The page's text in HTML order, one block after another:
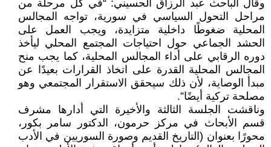
وقال الباحث عبد الرزاق الحسيني: “في كل مرحلة من
مراحل التحول السياسي في سورية، تواجه المجالس
المحلية ضغوطًا داخلية متزايدة، ويجب العمل على
الحشد الجماعي حول احتياجات المجتمع المحلي ليأخذ
دوره الرقابي على أداء المجالس المحلية، كما يجب منح
المجالس المحلية القدرة على اتخاذ القرارات بعيدًا عن
مبدأ الوصاية، لأن ذلك سيحقق الاستقرار المجتمعي وهو
مصلحة تركية أيضًا”.
وناقشت الجلسة الثالثة والأخيرة التي أدارها مشرف
قسم الأبحاث في مركز حرمون، الدكتور سامر بكور،
محورًا بعنوان (التاريخ القديم وصورة السوريين في الأدب